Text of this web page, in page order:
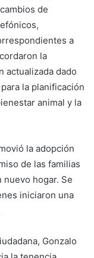
de
a
la
actualizada dado
la planificación
animal y la
la adopción
de las familias
hogar. Se
iniciaron una
Gonzalo